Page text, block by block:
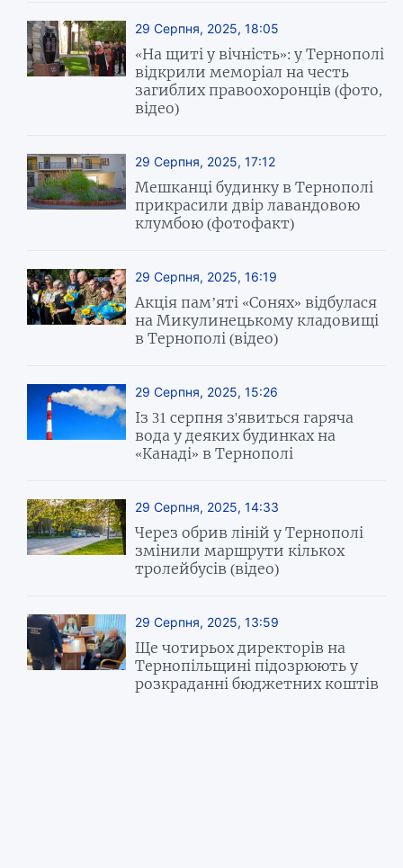
29 Серпня, 2025, 18:05
«На щиті у вічність»: у Тернополі
відкрили меморіал на честь
загиблих правоохоронців (фото,
відео)
29 Серпня, 2025, 17:12
Мешканці будинку в Тернополі
прикрасили двір лавандовою
клумбою (фотофакт)
29 Серпня, 2025, 16:19
Акція пам’яті «Сонях» відбулася
на Микулинецькому кладовищі
в Тернополі (відео)
29 Серпня, 2025, 15:26
Із 31 серпня з'явиться гаряча
вода у деяких будинках на
«Канаді» в Тернополі
29 Серпня, 2025, 14:33
Через обрив ліній у Тернополі
змінили маршрути кількох
тролейбусів (відео)
29 Серпня, 2025, 13:59
Ще чотирьох директорів на
Тернопільщині підозрюють у
розкраданні бюджетних коштів